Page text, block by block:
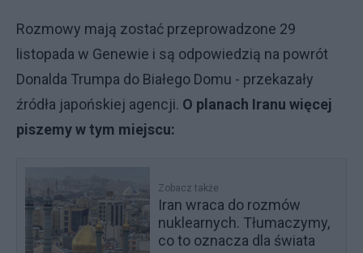
Rozmowy mają zostać przeprowadzone 29
listopada w Genewie i są odpowiedzią na powrót
Donalda Trumpa do Białego Domu - przekazały
źródła japońskiej agencji. O planach Iranu więcej
piszemy w tym miejscu:
Zobacz także
Iran wraca do rozmów
nuklearnych. Tłumaczymy,
co to oznacza dla świata